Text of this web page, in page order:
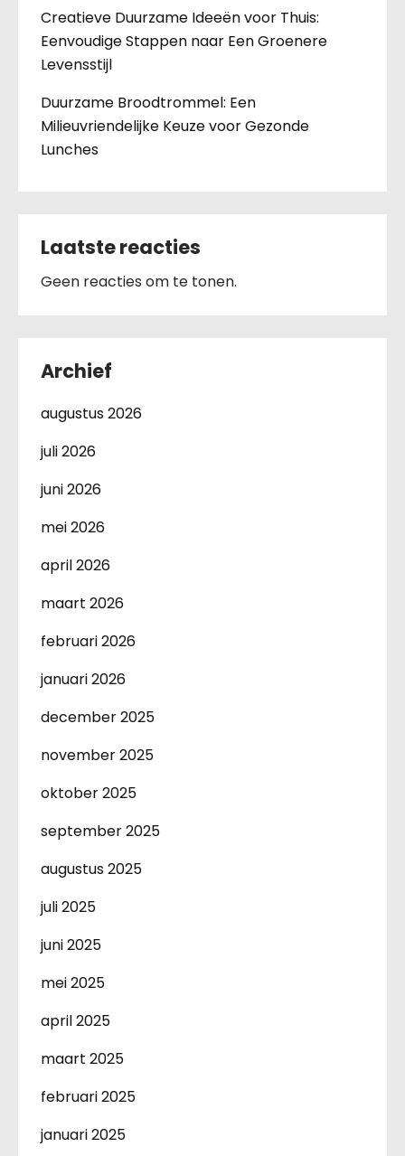
Creatieve Duurzame Ideeën voor Thuis:
Eenvoudige Stappen naar Een Groenere
Levensstijl
Duurzame Broodtrommel: Een
Milieuvriendelijke Keuze voor Gezonde
Lunches
Laatste reacties
Geen reacties om te tonen.
Archief
augustus 2026
juli 2026
juni 2026
mei 2026
april 2026
maart 2026
februari 2026
januari 2026
december 2025
november 2025
oktober 2025
september 2025
augustus 2025
juli 2025
juni 2025
mei 2025
april 2025
maart 2025
februari 2025
januari 2025